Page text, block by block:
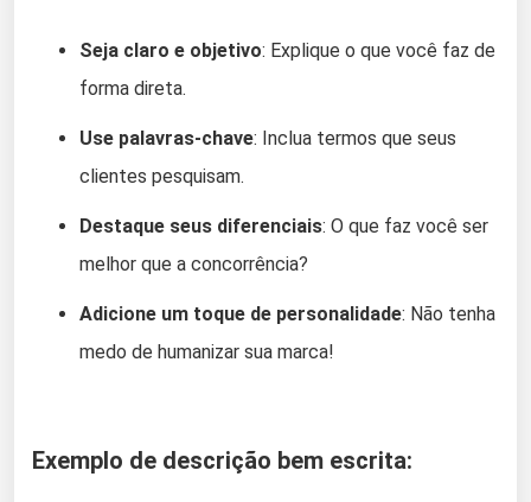
Seja claro e objetivo: Explique o que você faz de
forma direta.
Use palavras-chave: Inclua termos que seus
clientes pesquisam.
Destaque seus diferenciais: O que faz você ser
melhor que a concorrência?
Adicione um toque de personalidade: Não tenha
medo de humanizar sua marca!
Exemplo de descrição bem escrita: